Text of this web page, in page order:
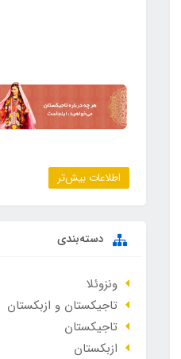
اطلاعات بیش‌تر
دسته‌بندی
ونزوئلا
تاجیکستان و ازبکستان
تاجیکستان
ازبکستان